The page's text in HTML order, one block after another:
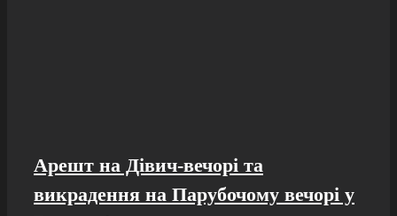
Арешт на Дівич-вечорі та
викрадення на Парубочому вечорі у